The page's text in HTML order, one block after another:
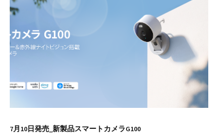
7月10日発売_新製品スマートカメラG100